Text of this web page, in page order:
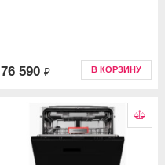
76 590 ₽ В КОРЗИНУ